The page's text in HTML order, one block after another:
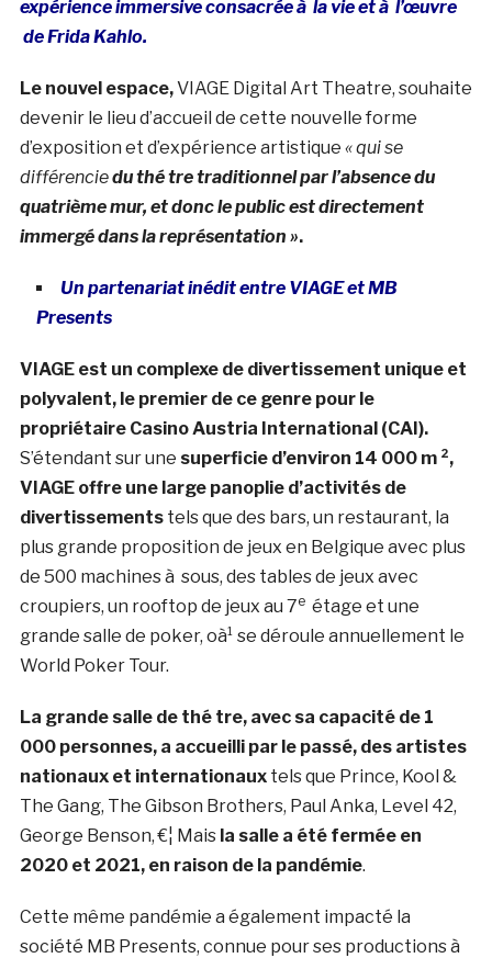
expérience immersive consacrée à la vie et à l’œuvre
de Frida Kahlo.
Le nouvel espace,VIAGE Digital Art Theatre, souhaite
devenir le lieu d’accueil de cette nouvelle forme
d’exposition et d’expérience artistique « qui se
différenciedu thé tre traditionnel par l’absence du
quatrième mur, et donc le public est directement
immergé dans la représentation ».
Un partenariat inédit entre VIAGE et MB
Presents
VIAGE est un complexe de divertissement unique et
polyvalent, le premier de ce genre pour le
propriétaire Casino Austria International (CAI).
S’étendant sur une superficie d’environ 14 000 m ²,
VIAGE offre une large panoplie d’activités de
divertissementstels que des bars, un restaurant, la
plus grande proposition de jeux en Belgique avec plus
de 500 machines à sous, des tables de jeux avec
croupiers, un rooftop de jeux au 7eétage et une
grande salle de poker, oà¹ se déroule annuellement le
World Poker Tour.
La grande salle de thé tre, avec sa capacité de 1
000 personnes, a accueilli par le passé, des artistes
nationaux et internationauxtels que Prince, Kool &
The Gang, The Gibson Brothers, Paul Anka, Level 42,
George Benson, €¦ Mais la salle a été fermée en
2020 et 2021, en raison de la pandémie.
Cette même pandémie a également impacté la
société MB Presents, connue pour ses productions à